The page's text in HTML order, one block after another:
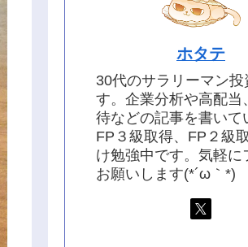
ホタテ
30代のサラリーマン投
す。企業分析や高配当
待などの記事を書いて
FP３級取得、FP２級
け勉強中です。気軽に
お願いします(*´ω｀*)